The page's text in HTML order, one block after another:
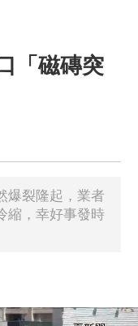
「磁磚突
爆裂隆起，業者
縮，幸好事發時